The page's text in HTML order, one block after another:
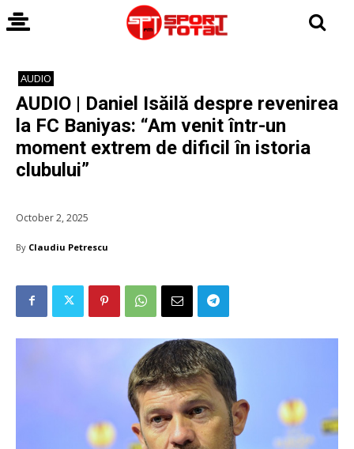
AUDIO
AUDIO | Daniel Isăilă despre revenirea
la FC Baniyas: “Am venit într-un
moment extrem de dificil în istoria
clubului”
October 2, 2025
By Claudiu Petrescu